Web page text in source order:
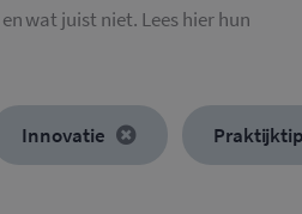
wat juist niet. Lees hier hun
Innovatie